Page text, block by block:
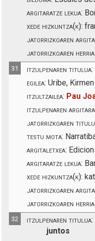
argitaratze lekua:
xede hizkuntza(k):
jatorrizkoaren
jatorrizkoaren
31 itzulpenaren titulua:
egilea: Uribe, Kirmen
itzultzailea: Pau
itzulpenaren
jatorrizkoaren
testu mota:
argitaletxea:
argitaratze lekua:
xede hizkuntza(k):
jatorrizkoaren
jatorrizkoaren
32 itzulpenaren titulua:
juntos